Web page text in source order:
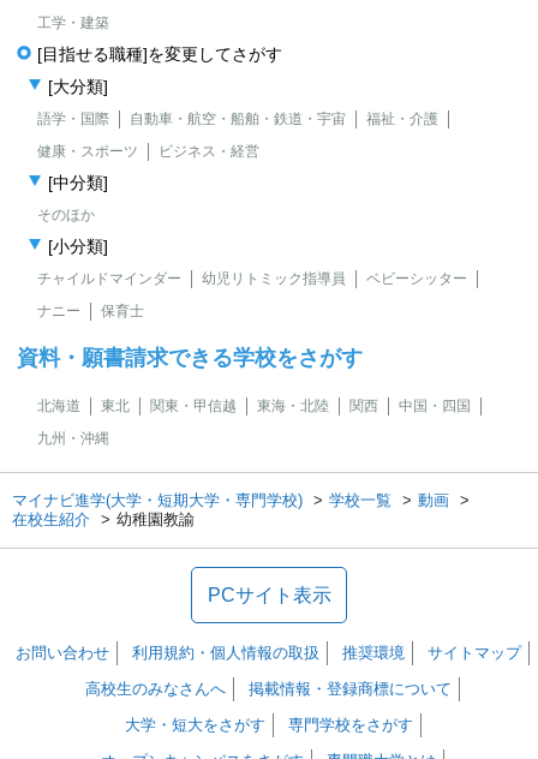
工学・建築
[目指せる職種]を変更してさがす
[大分類]
語学・国際 自動車・航空・船舶・鉄道・宇宙
福祉・介護
健康・スポーツ
ビジネス・経営
[中分類]
そのほか
[小分類]
チャイルドマインダー 幼児リトミック指導員
ベビーシッター
ナニー
保育士
資料・願書請求できる学校をさがす
北海道 東北 関東・甲信越 東海・北陸 関西
中国・四国
九州・沖縄
マイナビ進学(大学・短期大学・専門学校) 学校一覧
動画
在校生紹介
幼稚園教諭
PCサイト表示
お問い合わせ 利用規約・個人情報の取扱 推奨環境
サイトマップ
高校生のみなさんへ
掲載情報・登録商標について
大学・短大をさがす
専門学校をさがす